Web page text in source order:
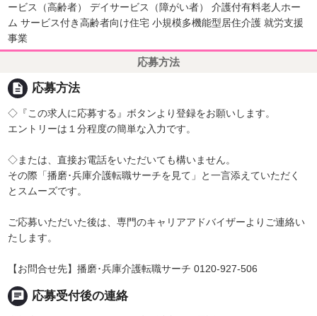
ービス（高齢者） デイサービス（障がい者） 介護付有料老人ホー
ム サービス付き高齢者向け住宅 小規模多機能型居住介護 就労支援
事業
応募方法
description 応募方法
◇『この求人に応募する』ボタンより登録をお願いします。
エントリーは１分程度の簡単な入力です。
◇または、直接お電話をいただいても構いません。
その際「播磨･兵庫介護転職サーチを見て」と一言添えていただく
とスムーズです。
ご応募いただいた後は、専門のキャリアアドバイザーよりご連絡い
たします。
【お問合せ先】播磨･兵庫介護転職サーチ 0120-927-506
chat 応募受付後の連絡